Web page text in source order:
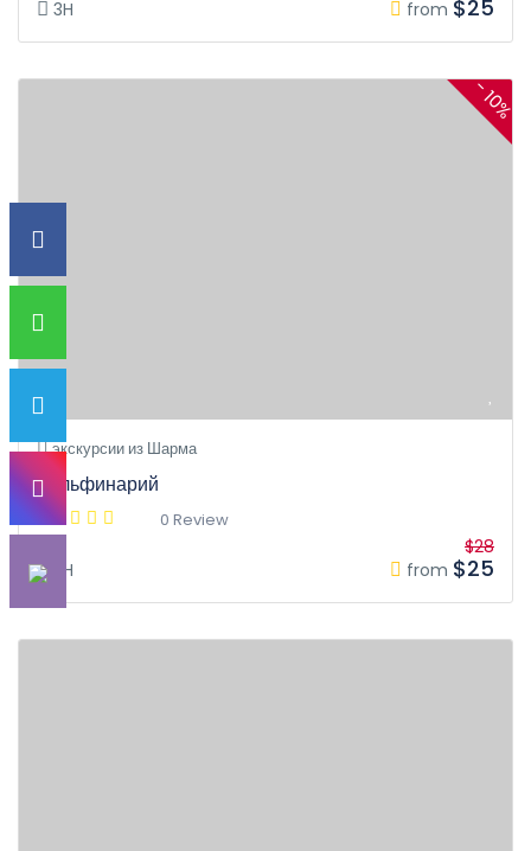
3H from $25
- 10%
экскурсии из Шарма
Дельфинарий
0 Review
3H from
$28
$25